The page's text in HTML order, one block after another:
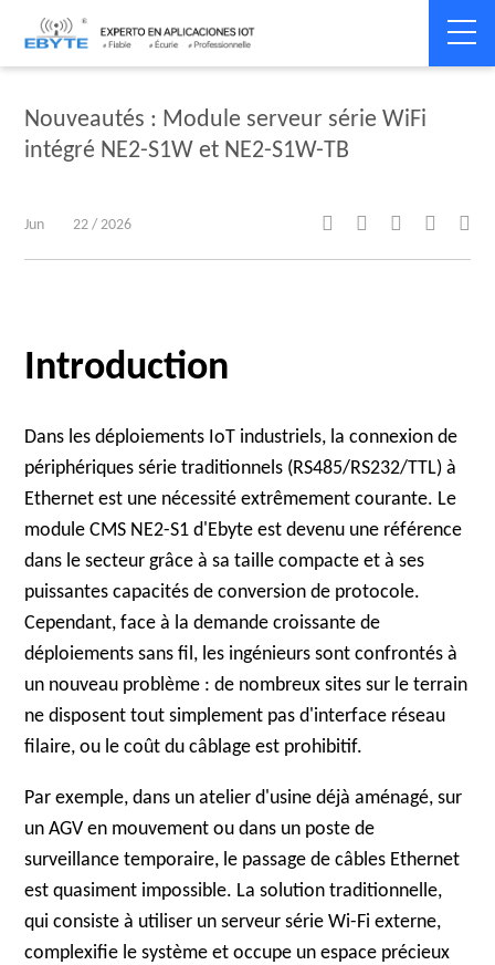
Home > Company News > Company News
Nouveautés : Module serveur série WiFi
intégré NE2-S1W et NE2-S1W-TB
Jun 22 / 2026     
Introduction
Dans les déploiements IoT industriels, la connexion de
périphériques série traditionnels (RS485/RS232/TTL) à
Ethernet est une nécessité extrêmement courante. Le
module CMS NE2-S1 d'Ebyte est devenu une référence
dans le secteur grâce à sa taille compacte et à ses
puissantes capacités de conversion de protocole.
Cependant, face à la demande croissante de
déploiements sans fil, les ingénieurs sont confrontés à
un nouveau problème : de nombreux sites sur le terrain
ne disposent tout simplement pas d'interface réseau
filaire, ou le coût du câblage est prohibitif.
Par exemple, dans un atelier d'usine déjà aménagé, sur
un AGV en mouvement ou dans un poste de
surveillance temporaire, le passage de câbles Ethernet
est quasiment impossible. La solution traditionnelle,
qui consiste à utiliser un serveur série Wi-Fi externe,
complexifie le système et occupe un espace précieux